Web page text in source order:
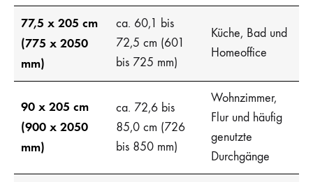
77,5 x 205 cm
(775 x 2050
mm)
ca. 60,1 bis
72,5 cm (601
bis 725 mm)
Küche, Bad und
Homeoffice
90 x 205 cm
(900 x 2050
mm)
ca. 72,6 bis
85,0 cm (726
bis 850 mm)
Wohnzimmer,
Flur und häufig
genutzte
Durchgänge